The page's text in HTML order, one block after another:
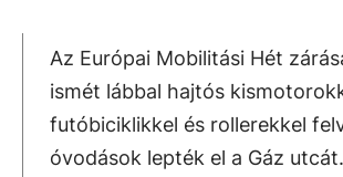
Az Európai Mobilitási Hét
ismét lábbal hajtós
futóbiciklikkel és rollerekkel
óvodások lepték el a Gáz